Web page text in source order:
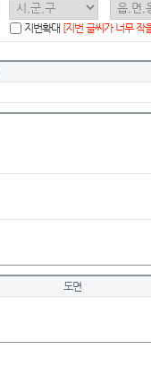
지번확대 [지번 글씨가 너무 작
도면